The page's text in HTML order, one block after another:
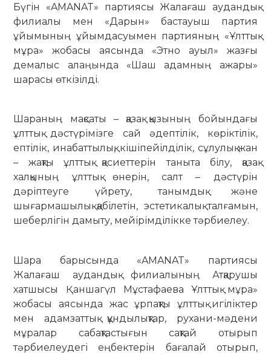
Бүгін «AMANAT» партиясы Жалағаш аудандық
филиалы мен «Дарын» бастауыш партия
ұйымының ұйымдасуымен партияның «Ұлттық
мұра» жобасы аясында «Этно ауыл» жазғы
демалыс алаңында «Шаш адамның ажары»
шарасы өткізілді.
Шараның мақсаты – қазақ қызының бойындағы
ұлттық дәстүрімізге сай әдептілік, көріктілік,
ептілік, инабаттылық, кішіпейілділік, сұлулық жан
– жақты ұлттық қасиеттерін таныта білу, қазақ
халқының ұлттық өнерін, салт – дәстүрін
дәріптеуге үйрету, танымдық және
шығармашылық қабілетін, эстетикалық талғамын,
шеберлігін дамыту, мейірімділікке тәрбиелеу.
Шара барысында «AMANAT» партиясы
Жалағаш аудандық филиалының Атқарушы
хатшысы Қаншагүл Мұстафаева Ұлттық мұра»
жобасы аясында жас ұрпақты ұлттық игіліктер
мен адамзаттық құндылықтар, рухани-мәдени
мұралар сабақтастығын сақтай отырып
тәрбиелеудегі еңбектерін бағалай отырып,